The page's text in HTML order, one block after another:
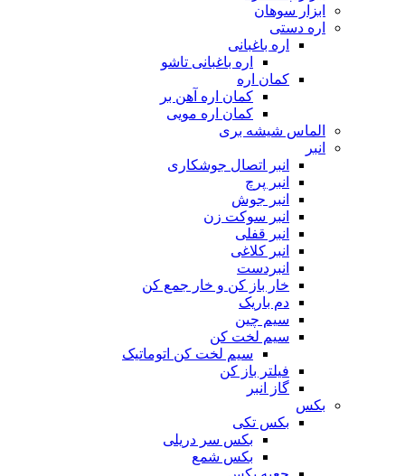
ابزار سوهان
اره دستی
اره باغبانی
اره باغبانی تاشو
کمان اره
کمان اره آهن بر
کمان اره مویی
الماس شیشه بری
انبر
انبر اتصال جوشکاری
انبر پرچ
انبر جوش
انبر سوکت زن
انبر قفلی
انبر کلاغی
انبردست
خار باز کن و خار جمع کن
دم باریک
سیم چین
سیم لخت کن
سیم لخت کن اتوماتیک
فیلتر باز کن
گاز انبر
بکس
بکس تکی
بکس سر دریلی
بکس شمع